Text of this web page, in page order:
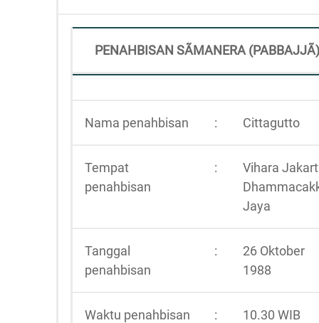
PENAHBISAN SÃMANERA (PABBAJJÃ)
Nama penahbisan : Cittagutto
Tempat
penahbisan
:
Vihara
Jaya
Tanggal
penahbisan
:
26 Oktober
1988
Waktu penahbisan : 10.30 WIB